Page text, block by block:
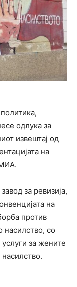
одлука за
извештај од
на
за ревизија,
на
против
насилство, со
за жените